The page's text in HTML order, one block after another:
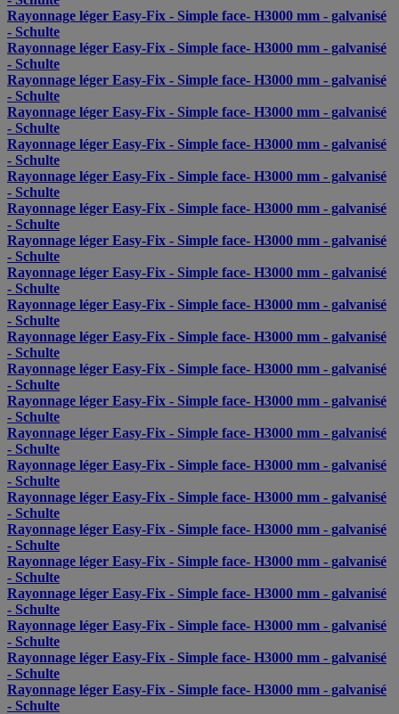
Rayonnage léger Easy-Fix - Simple face- H3000 mm - galvanisé
- Schulte
Rayonnage léger Easy-Fix - Simple face- H3000 mm - galvanisé
- Schulte
Rayonnage léger Easy-Fix - Simple face- H3000 mm - galvanisé
- Schulte
Rayonnage léger Easy-Fix - Simple face- H3000 mm - galvanisé
- Schulte
Rayonnage léger Easy-Fix - Simple face- H3000 mm - galvanisé
- Schulte
Rayonnage léger Easy-Fix - Simple face- H3000 mm - galvanisé
- Schulte
Rayonnage léger Easy-Fix - Simple face- H3000 mm - galvanisé
- Schulte
Rayonnage léger Easy-Fix - Simple face- H3000 mm - galvanisé
- Schulte
Rayonnage léger Easy-Fix - Simple face- H3000 mm - galvanisé
- Schulte
Rayonnage léger Easy-Fix - Simple face- H3000 mm - galvanisé
- Schulte
Rayonnage léger Easy-Fix - Simple face- H3000 mm - galvanisé
- Schulte
Rayonnage léger Easy-Fix - Simple face- H3000 mm - galvanisé
- Schulte
Rayonnage léger Easy-Fix - Simple face- H3000 mm - galvanisé
- Schulte
Rayonnage léger Easy-Fix - Simple face- H3000 mm - galvanisé
- Schulte
Rayonnage léger Easy-Fix - Simple face- H3000 mm - galvanisé
- Schulte
Rayonnage léger Easy-Fix - Simple face- H3000 mm - galvanisé
- Schulte
Rayonnage léger Easy-Fix - Simple face- H3000 mm - galvanisé
- Schulte
Rayonnage léger Easy-Fix - Simple face- H3000 mm - galvanisé
- Schulte
Rayonnage léger Easy-Fix - Simple face- H3000 mm - galvanisé
- Schulte
Rayonnage léger Easy-Fix - Simple face- H3000 mm - galvanisé
- Schulte
Rayonnage léger Easy-Fix - Simple face- H3000 mm - galvanisé
- Schulte
Rayonnage léger Easy-Fix - Simple face- H3000 mm - galvanisé
- Schulte